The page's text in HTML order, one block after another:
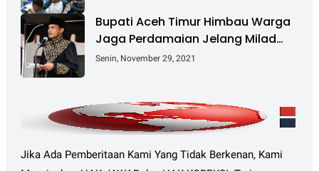
Bupati Aceh Timur Himbau Warga
Jaga Perdamaian Jelang Milad
GAM Ke-45
Senin, November 29, 2021
Jika Ada Pemberitaan Kami Yang Tidak Berkenan, Kami